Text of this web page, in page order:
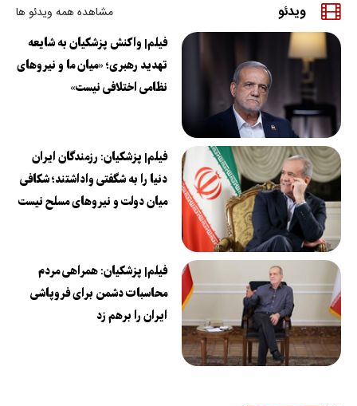
ویدئو مشاهده همه ویدئو ها
فیلم| واکنش پزشکیان به شایعه
تهدید رهبری؛ «میان ما و نیروهای
نظامی اختلافی نیست»
فیلم| پزشکیان: رزمندگان ایران
دنیا را به شگفتی واداشتند؛ شکافی
میان دولت و نیروهای مسلح نیست
فیلم| پزشکیان: همراهی مردم
محاسبات دشمن برای فروپاشی
ایران را برهم زد